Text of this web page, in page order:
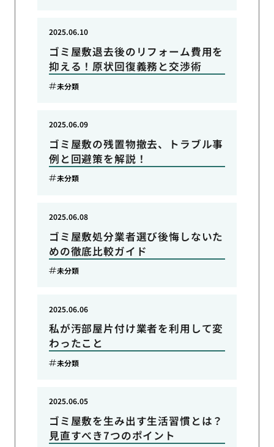
ゴミ屋敷退去後のリフォーム費用を
抑える！原状回復義務と交渉術
2025.06.10
未分類
ゴミ屋敷の残置物撤去、トラブル事
例と回避策を解説！
2025.06.09
未分類
ゴミ屋敷処分業者選び後悔しないた
めの徹底比較ガイド
2025.06.08
未分類
私が汚部屋片付け業者を利用して変
わったこと
2025.06.06
未分類
ゴミ屋敷を生み出す生活習慣とは？
見直すべき7つのポイント
2025.06.05